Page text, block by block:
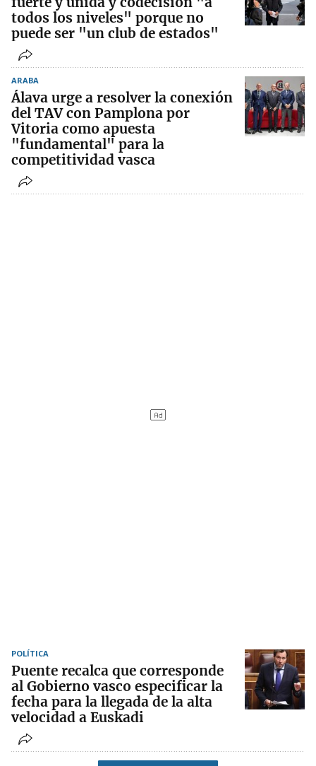
todos los niveles" porque no
puede ser "un club de estados"
ARABA
Álava urge a resolver la conexión
del TAV con Pamplona por
Vitoria como apuesta
"fundamental" para la
competitividad vasca
POLÍTICA
Puente recalca que corresponde
al Gobierno vasco especificar la
fecha para la llegada de la alta
velocidad a Euskadi